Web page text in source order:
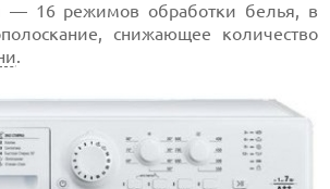
— 16 режимов обработки белья, в
снижающее количество
.